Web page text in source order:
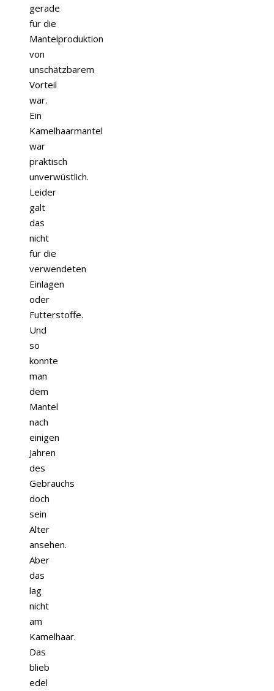
gerade
für die
Mantelproduktion
von
unschätzbarem
Vorteil
war.
Ein
Kamelhaarmantel
war
praktisch
unverwüstlich.
Leider
galt
das
nicht
für die
verwendeten
Einlagen
oder
Futterstoffe.
Und
so
konnte
man
dem
Mantel
nach
einigen
Jahren
des
Gebrauchs
doch
sein
Alter
ansehen.
Aber
das
lag
nicht
am
Kamelhaar.
Das
blieb
edel